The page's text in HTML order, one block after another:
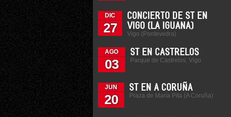
DIC
27
CONCIERTO DE ST EN
VIGO (LA IGUANA)
Vigo (Pontevedra)
AGO
03
ST EN CASTRELOS
Parque de Castrelos, Vigo
JUN
20
ST EN A CORUÑA
Praza de María Pita (A Coruña)